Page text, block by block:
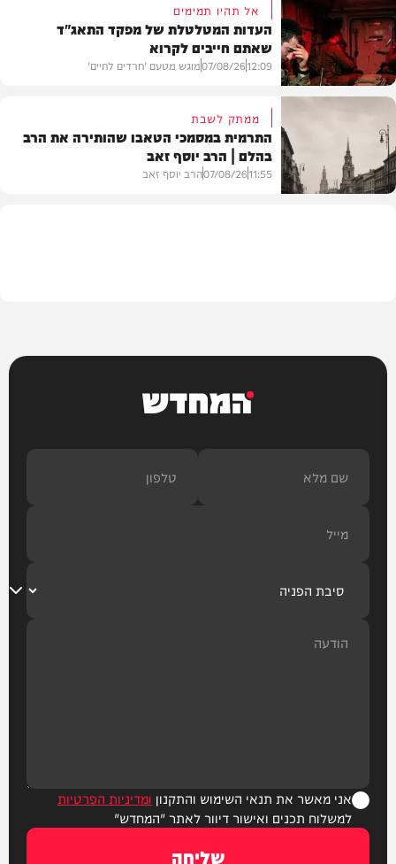
וידאו
דעות
אל תהיו תמימים
העדות המטלטלת של מפקד התאג"ד
שאתם חייבים לקרוא
12:09
07/08/26מוגש מטעם 'חרדים לחיים'
ממתק לשבת
התרמית במסמכי הטאבו שהותירה את הרב
בהלם | הרב יוסף זאב
11:55
07/08/26הרב יוסף זאב
המחדש
אני מאשר את תנאי השימוש והתקנון ומדיניות הפרטיות
למשלוח תכנים ואישור דיוור לאתר "המחדש"
שליחה